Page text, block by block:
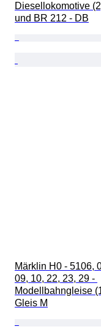
Diesellokomotive
und BR 212 - DB
Märklin H0 - 5106,
09, 10, 22, 23, 29 -
Modellbahngleise
Gleis M